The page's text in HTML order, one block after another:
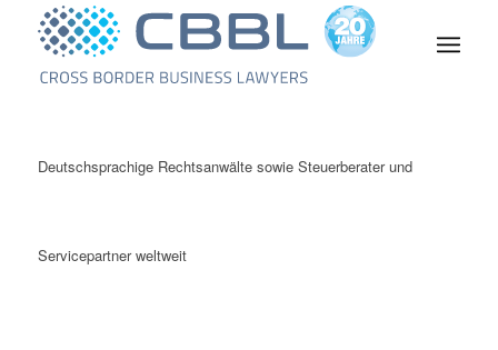
Deutschsprachige Rechtsanwälte sowie Steuerberater und
Servicepartner weltweit